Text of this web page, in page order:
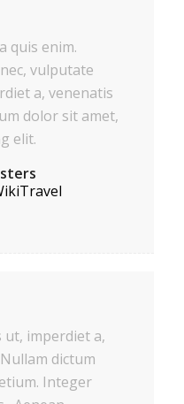
quis enim.
vulputate
a, venenatis
dolor sit amet,
elit.
imperdiet a,
dictum
Integer